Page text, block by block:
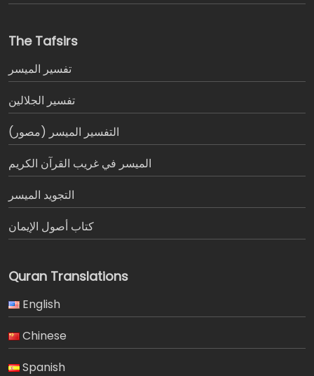
The Tafsirs
تفسير المیسر
تفسير الجلالين
التفسير الميسر (مصور)
الميسر في غريب القرآن الكريم
التجويد الميسر
كتاب أصول الإيمان
Quran Translations
English
Chinese
Spanish